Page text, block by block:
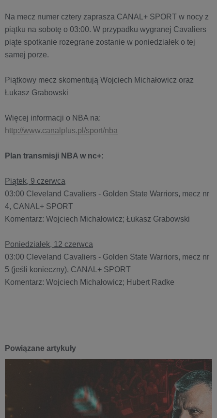
Na mecz numer cztery zaprasza CANAL+ SPORT w nocy z
piątku na sobotę o 03:00. W przypadku wygranej Cavaliers
piąte spotkanie rozegrane zostanie w poniedziałek o tej
samej porze.
Piątkowy mecz skomentują Wojciech Michałowicz oraz
Łukasz Grabowski
Więcej informacji o NBA na:
http://www.canalplus.pl/sport/nba
Plan transmisji NBA w nc+:
Piątek, 9 czerwca
03:00 Cleveland Cavaliers - Golden State Warriors, mecz nr
4, CANAL+ SPORT
Komentarz: Wojciech Michałowicz; Łukasz Grabowski
Poniedziałek, 12 czerwca
03:00 Cleveland Cavaliers - Golden State Warriors, mecz nr
5 (jeśli konieczny), CANAL+ SPORT
Komentarz: Wojciech Michałowicz; Hubert Radke
Powiązane artykuły